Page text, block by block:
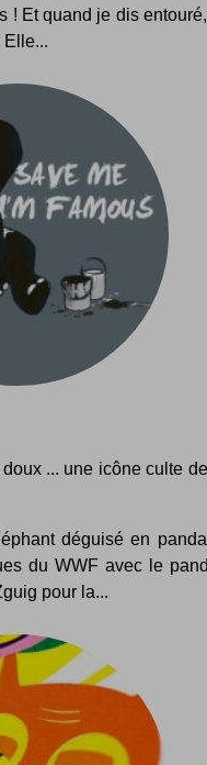
! Et quand je dis
Elle...
... une icône culte
déguisé en
du WWF avec le
pour la...